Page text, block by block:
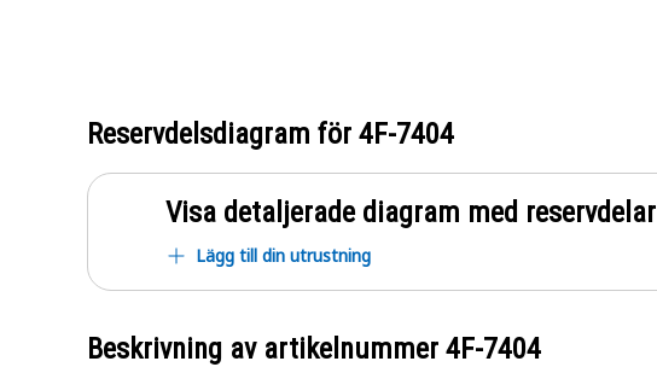
Reservdelsdiagram för 4F-7404
Visa detaljerade diagram med reservdelar
Lägg till din utrustning
Beskrivning av artikelnummer 4F-7404